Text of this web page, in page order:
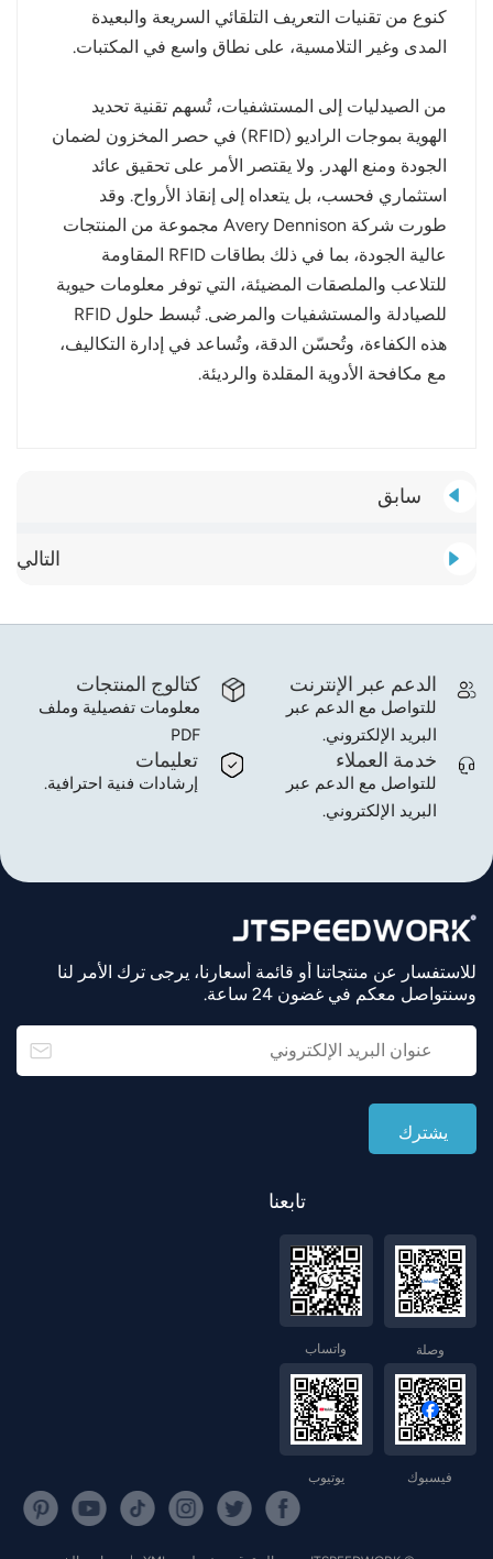
كنوع من تقنيات التعريف التلقائي السريعة والبعيدة
المدى وغير التلامسية، على نطاق واسع في المكتبات.
من الصيدليات إلى المستشفيات، تُسهم تقنية تحديد
الهوية بموجات الراديو (RFID) في حصر المخزون لضمان
الجودة ومنع الهدر. ولا يقتصر الأمر على تحقيق عائد
استثماري فحسب، بل يتعداه إلى إنقاذ الأرواح. وقد
طورت شركة Avery Dennison مجموعة من المنتجات
عالية الجودة، بما في ذلك بطاقات RFID المقاومة
للتلاعب والملصقات المضيئة، التي توفر معلومات حيوية
للصيادلة والمستشفيات والمرضى. تُبسط حلول RFID
هذه الكفاءة، وتُحسّن الدقة، وتُساعد في إدارة التكاليف،
مع مكافحة الأدوية المقلدة والرديئة.
سابق
التالي
كتالوج المنتجات
معلومات تفصيلية وملف
PDF
الدعم عبر الإنترنت
للتواصل مع الدعم عبر
البريد الإلكتروني.
تعليمات
إرشادات فنية احترافية.
خدمة العملاء
للتواصل مع الدعم عبر
البريد الإلكتروني.
للاستفسار عن منتجاتنا أو قائمة أسعارنا، يرجى ترك الأمر لنا
وسنتواصل معكم في غضون 24 ساعة.
تابعنا
واتساب وصلة
يوتيوب فيسبوك